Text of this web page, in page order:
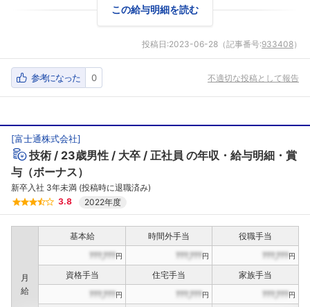
この給与明細を読む
投稿日:2023-06-28 （記事番号:933408）
参考になった 0 不適切な投稿として報告
[富士通株式会社]
技術 23歳男性 大卒 正社員 の年収・給与明細・賞
与（ボーナス）
新卒入社 3年未満 (投稿時に退職済み)
3.8
2022年度
月
給
基本給 時間外手当
役職手当
???,???円 ???,???円 ???,???円
資格手当 住宅手当
家族手当
???,???円 ???,???円 ???,???円